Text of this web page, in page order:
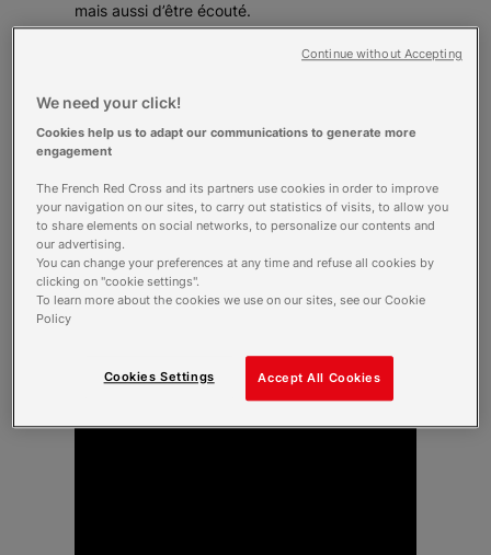
mais aussi d’être écouté.
Se sentir seul, n’avoir personne à qui parler ou
ne pas savoir à qui demander de l’aide, ça peut
En France en 2021, 7 millions de personnes
se trouvent en situation d'isolement social.
22 % des Français sont dans une situation
n’entretiennent de relations soutenues
qu’avec un seul réseau.
Une femme sur quatre déclare se sentir «
tous les jours » ou « souvent » seule (23 %
en moyenne) contre 16 % des hommes.
C'est courageux d'appeler pour
c'est vous.
We need your click!
Cookies help us to adapt our communications to generate more
engagement
The French Red Cross and its partners use cookies in order to improve
your navigation on our sites, to carry out statistics of visits, to allow you
to share elements on social networks, to personalize our contents and
our advertising.
You can change your preferences at any time and refuse all cookies by
clicking on "cookie settings".
To learn more about the cookies we use on our sites, see our Cookie
Policy
Accept All Cookies
Cookies Settings
Continue without Accepting